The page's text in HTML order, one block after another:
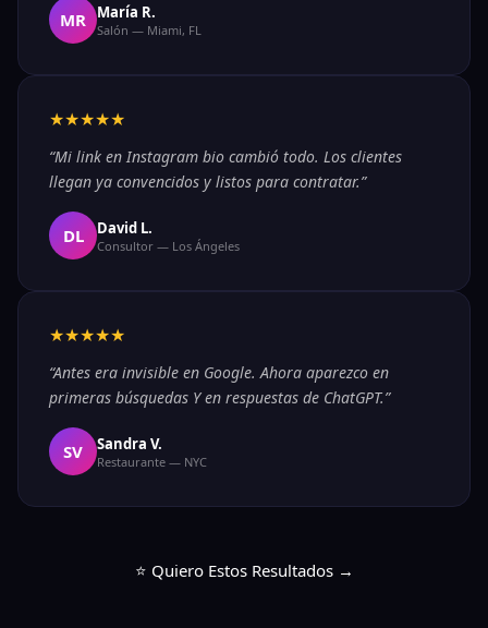
MR María R.
Salón — Miami, FL
★★★★★
“Mi link en Instagram bio cambió todo. Los clientes
llegan ya convencidos y listos para contratar.”
DL David L.
Consultor — Los Ángeles
★★★★★
“Antes era invisible en Google. Ahora aparezco en
primeras búsquedas Y en respuestas de ChatGPT.”
SV Sandra V.
Restaurante — NYC
⭐ Quiero Estos Resultados →